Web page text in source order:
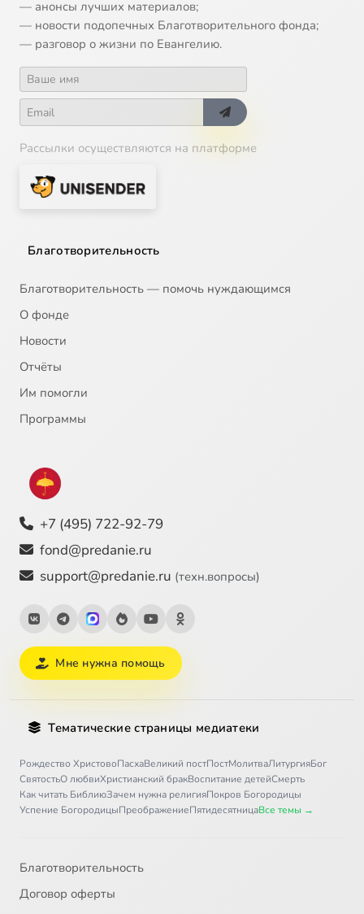
— анонсы лучших материалов;
— новости подопечных Благотворительного фонда;
— разговор о жизни по Евангелию.
Рассылки осуществляются на платформе
Благотворительность
Благотворительность — помочь нуждающимся
О фонде
Новости
Отчёты
Им помогли
Программы
+7 (495) 722-92-79
fond@predanie.ru
support@predanie.ru (техн.вопросы)
Мне нужна помощь
Тематические страницы медиатеки
Рождество ХристовоПасхаВеликий постПостМолитваЛитургияБог
СвятостьО любвиХристианский бракВоспитание детейСмерть
Как читать БиблиюЗачем нужна религияПокров Богородицы
Успение БогородицыПреображениеПятидесятницаВсе темы →
Благотворительность
Договор оферты